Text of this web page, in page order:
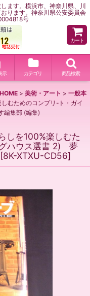
ます。横浜市、神奈川県、川
ります。神奈川県公安委員会
号
カート
示 カテゴリ 商品検索
> 美術・アート > 一般本
むためのコンプリ-ト・ガイ
編集部 (編集)
しを100%楽しむた
ハウス選書 2) 夢
[8K-XTXU-CD56]